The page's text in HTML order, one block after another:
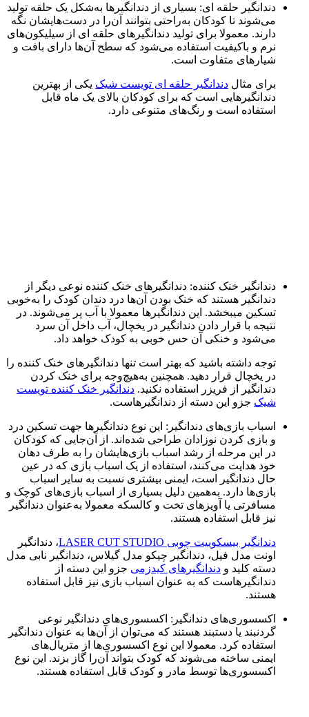
دندانگیر حلقه ای: بسیاری از دندانگیرها به‌شکل یک حلقه تولید
می‌شوند تا کودکان به‌راحتی بتوانند آن‌را در دست‌‎هایشان نگه
دارند. معمولا برای تولید دندانگیرهای حلقه ای از سیلیکون‌های
نرم و باکیفیت استفاده می‌شود که سطح آن‌ها دارای بافت و
شیارهای متفاوت است.
برای مثال دندانگیر حلقه ای تویست شیک یکی از بهترین
دندانگیرهایی است که برای کودکان بالای یک ماه قابل
استفاده است و رنگ‌های متنوعی دارد.
دندانگیر خنک کننده: دندانگیر‌های خنک کننده نوعی دیگر از
دندانگیر هستند که خنک بودن آن‌ها درد دندان کودک را به‌خوبی
تسکین می‎بخشد. این دندانگیرها معمولا با آب پر می‌شوند. در
نتیجه با قرار دادن دندانگیر در یخچال، آب داخل آن سرد
می‌شود و خنکی آن حس خوبی به کودک خواهد داد.
توجه داشته باشید که بهتر است تنها دندانگیرهای خنک کننده را
در یخچال قرار دهید. همچنین به‌هیچ‌وجه برای خنک کردن
دندانگیر از فریزر استفاده نکنید. دندانگیر خنک کننده تویست
شیک جزو این دسته از دندانگیرهاست.
اسباب بازی‌های دندانگیر: این نوع دندانگیرها جهت تسکین درد
و بازی کردن نوزادان طراحی شده‌اند. از آن‌جایی که کودکان
در این مرحله از رشد اسباب بازی‌هایشان را به طرف دهان
خود هدایت می‌کنند، استفاده از یک اسباب بازی که در عین
حال دندانگیر است، ایمنی بیشتری نسبت به سایر اسباب
بازی‌ها دارد. به‌همین دلیل بسیاری از اسباب بازی‌های کوچک و
مسافرتی یا آویزهای تخت و کالسکه معمولا به‌عنوان دندانگیر
نیز قابل استفاده هستند.
دندانگیر بیسکوییت چوبی LASER CUT STUDIO
، دندانگیر
اونت مدل فیل، دندانگیر چیکو مدل گیلاس، دندانگیر نابی مدل
دسته کلید و دندانگیرهای کیدزمی جزو این دسته از
دندانگیرهاست که به عنوان اسباب بازی نیز قابل استفاده
هستند.
اکسسوری‌های دندانگیر: اکسسوری‌های دندانگیر نوعی
گردنبند یا دستبند هستند که می‌توان از آن‌ها به عنوان دندانگیر
استفاده کرد. معمولا این نوع اکسسوری‌ها از متریال‌های
ایمنی ساخته می‌شوند که کودک بتواند آن‌را گاز بزند. این نوع
اکسسوری‌ها توسط مادر و کودک قابل استفاده هستند.